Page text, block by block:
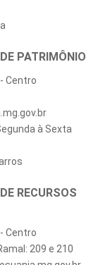
PATRIMÔNIO
Centro
à Sexta
RECURSOS
Centro
209 e 210